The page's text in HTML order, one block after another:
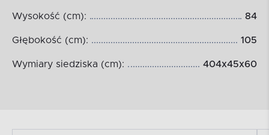
Wysokość (cm): 84
Głębokość (cm): 105
Wymiary siedziska (cm): 404x45x60